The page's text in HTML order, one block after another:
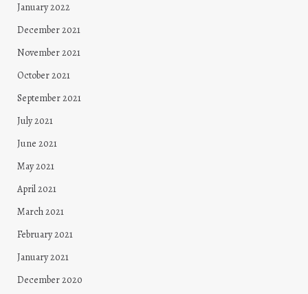
January 2022
December 2021
November 2021
October 2021
September 2021
July 2021
June 2021
May 2021
April 2021
March 2021
February 2021
January 2021
December 2020